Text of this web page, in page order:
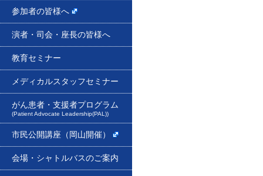
参加者の皆様へ
演者・司会・座長の皆様へ
教育セミナー
メディカルスタッフセミナー
がん患者・支援者プログラム
(Patient Advocate Leadership(PAL))
市民公開講座（岡山開催）
会場・シャトルバスのご案内